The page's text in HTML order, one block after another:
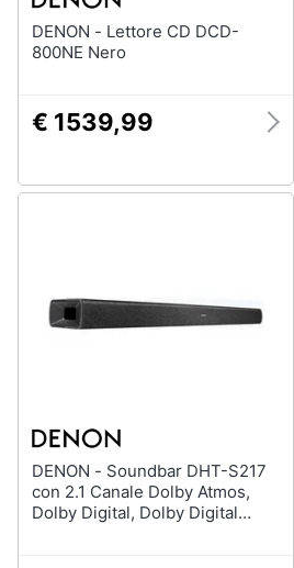
DENON - Lettore CD DCD-
800NE Nero
€ 1539,99
DENON - Soundbar DHT-S217
con 2.1 Canale Dolby Atmos,
Dolby Digital, Dolby Digital